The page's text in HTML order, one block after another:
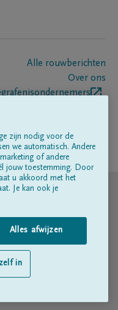
Alle rouwberichten
Over ons
zijn nodig voor de
we automatisch. Andere
of andere
jouw toestemming. Door
u akkoord met het
Je kan ook je
Alles afwijzen
in